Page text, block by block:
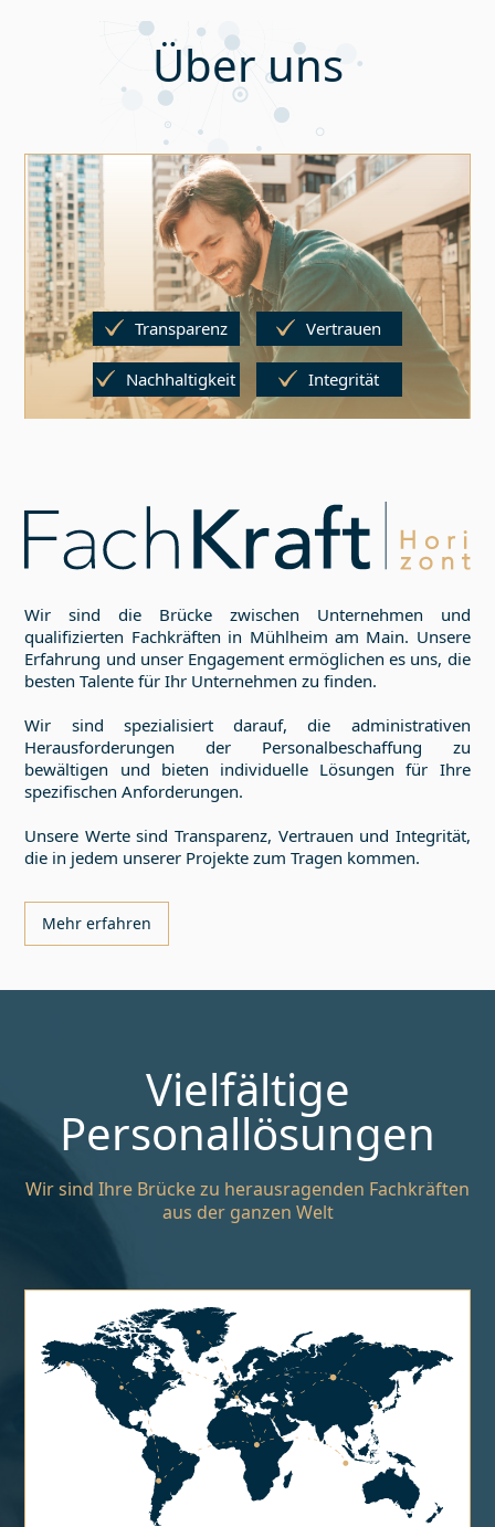
Über uns
Wir sind die Brücke zwischen Unternehmen und
qualifizierten Fachkräften in Mühlheim am Main. Unsere
Erfahrung und unser Engagement ermöglichen es uns, die
besten Talente für Ihr Unternehmen zu finden.
Wir sind spezialisiert darauf, die administrativen
Herausforderungen der Personalbeschaffung zu
bewältigen und bieten individuelle Lösungen für Ihre
spezifischen Anforderungen.
Unsere Werte sind Transparenz, Vertrauen und Integrität,
die in jedem unserer Projekte zum Tragen kommen.
Mehr erfahren
Transparenz Vertrauen
Nachhaltigkeit Integrität
Vielfältige
Personallösungen
Wir sind Ihre Brücke zu herausragenden Fachkräften
aus der ganzen Welt